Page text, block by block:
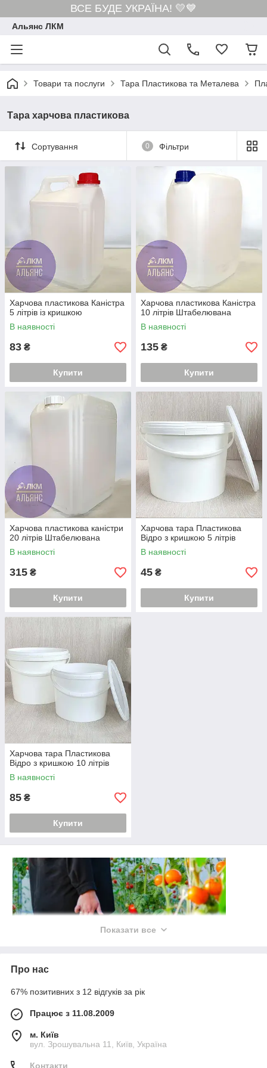
ВСЕ БУДЕ УКРАЇНА! 💛💙
Альянс ЛКМ
Товари та послуги Тара Пластикова та Металева
Тара харчова пластикова
Сортування 0 Фільтри
Харчова пластикова Каністра
5 літрів із кришкою
В наявності
83 ₴
Купити
Харчова пластикова Каністра
10 літрів Штабелювана
В наявності
135 ₴
Купити
Харчова пластикова каністри
20 літрів Штабелювана
В наявності
315 ₴
Купити
Харчова тара Пластикова
Відро з кришкою 5 літрів
В наявності
45 ₴
Купити
Харчова тара Пластикова
Відро з кришкою 10 літрів
В наявності
85 ₴
Купити
Харчова пластикова тара
Надає своїм покупцям широкий асортимент високоякісної
харчової пластикової тари. Відмінна герметичність
продукції дозволяє зберігати продукти тривалий час. Вся
Показати все
Про нас
67% позитивних з 12 відгуків за рік
Працює з 11.08.2009
м. Київ
вул. Зрошувальна 11, Київ, Україна
Контакти